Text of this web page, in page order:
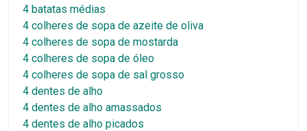
4 batatas médias
4 colheres de sopa de azeite de oliva
4 colheres de sopa de mostarda
4 colheres de sopa de óleo
4 colheres de sopa de sal grosso
4 dentes de alho
4 dentes de alho amassados
4 dentes de alho picados